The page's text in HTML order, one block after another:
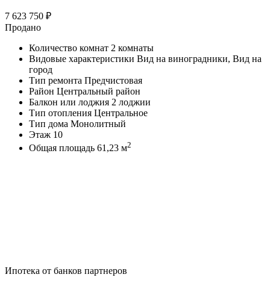
7 623 750 ₽
Продано
Количество комнат 2 комнаты
Видовые характеристики Вид на виноградники, Вид на
город
Тип ремонта Предчистовая
Район Центральный район
Балкон или лоджия 2 лоджии
Тип отопления Центральное
Тип дома Монолитный
Этаж 10
Общая площадь 61,23 м2
Ипотека от банков партнеров